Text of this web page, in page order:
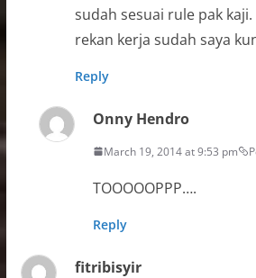
sudah sesuai rule pak
rekan kerja sudah saya
Reply
Onny Hendro
March 19, 2014 at 9:53 pm
TOOOOOPPP….
Reply
fitribisyir